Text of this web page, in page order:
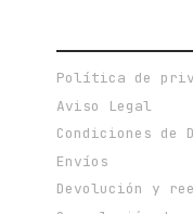
Política de
Aviso Legal
Condiciones de
Envíos
Devolución y